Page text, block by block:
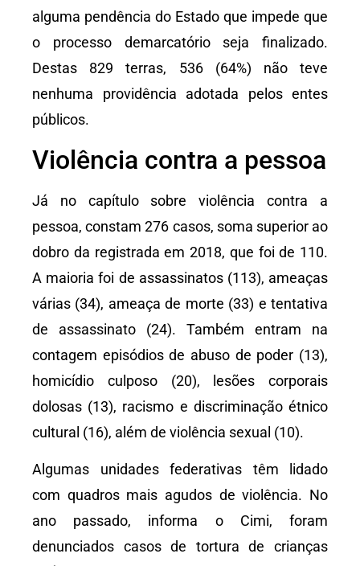
alguma pendência do Estado que impede que
o processo demarcatório seja finalizado.
Destas 829 terras, 536 (64%) não teve
nenhuma providência adotada pelos entes
públicos.
Violência contra a pessoa
Já no capítulo sobre violência contra a
pessoa, constam 276 casos, soma superior ao
dobro da registrada em 2018, que foi de 110.
A maioria foi de assassinatos (113), ameaças
várias (34), ameaça de morte (33) e tentativa
de assassinato (24). Também entram na
contagem episódios de abuso de poder (13),
homicídio culposo (20), lesões corporais
dolosas (13), racismo e discriminação étnico
cultural (16), além de violência sexual (10).
Algumas unidades federativas têm lidado
com quadros mais agudos de violência. No
ano passado, informa o Cimi, foram
denunciados casos de tortura de crianças